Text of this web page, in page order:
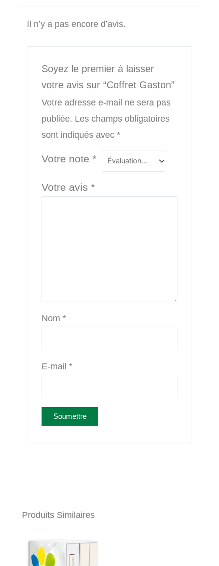
Il n’y a pas encore d’avis.
Soyez le premier à laisser
votre avis sur “Coffret Gaston”
Votre adresse e-mail ne sera pas
publiée. Les champs obligatoires
sont indiqués avec*
Votre note*
Votre avis*
Nom*
E-mail*
Produits Similaires